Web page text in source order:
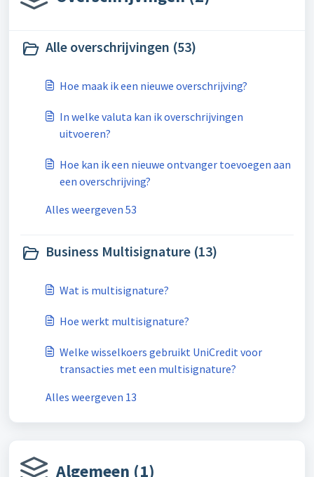
Alle overschrijvingen (53)
Hoe maak ik een nieuwe overschrijving?
In welke valuta kan ik overschrijvingen
uitvoeren?
Hoe kan ik een nieuwe ontvanger toevoegen aan
een overschrijving?
Alles weergeven 53
Business Multisignature (13)
Wat is multisignature?
Hoe werkt multisignature?
Welke wisselkoers gebruikt UniCredit voor
transacties met een multisignature?
Alles weergeven 13
Algemeen (1)